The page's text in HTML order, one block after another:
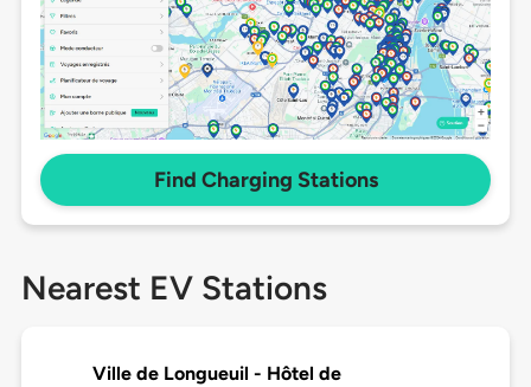
Find Charging Stations
Nearest EV Stations
Ville de Longueuil - Hôtel de